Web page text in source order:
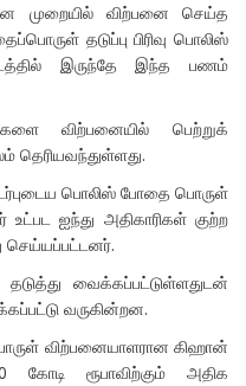
முறையில் விற்பனை செய்த
தடுப்பு பிரிவு பொலிஸ்
இருந்தே இந்த பணம்
விற்பனையில் பெற்றுக்
தெரியவந்துள்ளது.
பொலிஸ் போதை பொருள்
உட்பட ஐந்து அதிகாரிகள் குற்ற
வைக்கப்பட்டுள்ளதுடன்
வருகின்றன.
விற்பனையாளரான கிஹான்
ரூபாவிற்கும் அதிக